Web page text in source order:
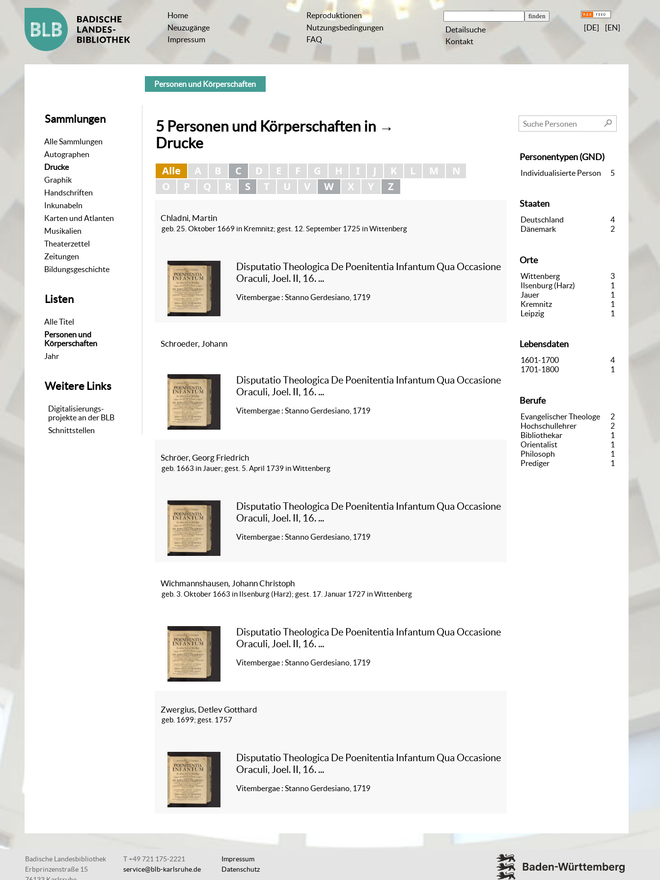
Home
Neuzugänge
Impressum
Reproduktionen
Nutzungsbedingungen
FAQ
Detailsuche
Kontakt
[DE] [EN]
Sammlungen
Alle Sammlungen
Autographen
Drucke
Graphik
Handschriften
Inkunabeln
Karten und Atlanten
Musikalien
Theaterzettel
Zeitungen
Bildungsgeschichte
Listen
Alle Titel
Personen und
Körperschaften
Jahr
Weitere Links
Digitalisierungs-
projekte an der BLB
Schnittstellen
Personen und Körperschaften
Personentypen (GND)
5
Individualisierte Person
Staaten
4
Deutschland
2
Dänemark
Orte
3
Wittenberg
1
Ilsenburg (Harz)
1
Jauer
1
Kremnitz
1
Leipzig
Lebensdaten
4
1601-1700
1
1701-1800
Berufe
2
Evangelischer Theologe
2
Hochschullehrer
1
Bibliothekar
1
Orientalist
1
Philosoph
1
Prediger
5 Personen und Körperschaften in →
Drucke
Alle A B C D E F G H I J K L M
N
O
P Q R S T U V W X Y Z
Chladni, Martin
geb. 25. Oktober 1669 in Kremnitz; gest. 12. September 1725 in Wittenberg
Disputatio Theologica De Poenitentia Infantum Qua Occasione
Oraculi, Joel. II, 16. ...
Vitembergae : Stanno Gerdesiano, 1719
Schroeder, Johann
Disputatio Theologica De Poenitentia Infantum Qua Occasione
Oraculi, Joel. II, 16. ...
Vitembergae : Stanno Gerdesiano, 1719
Schröer, Georg Friedrich
geb. 1663 in Jauer; gest. 5. April 1739 in Wittenberg
Disputatio Theologica De Poenitentia Infantum Qua Occasione
Oraculi, Joel. II, 16. ...
Vitembergae : Stanno Gerdesiano, 1719
Wichmannshausen, Johann Christoph
geb. 3. Oktober 1663 in Ilsenburg (Harz); gest. 17. Januar 1727 in Wittenberg
Disputatio Theologica De Poenitentia Infantum Qua Occasione
Oraculi, Joel. II, 16. ...
Vitembergae : Stanno Gerdesiano, 1719
Zwergius, Detlev Gotthard
geb. 1699; gest. 1757
Disputatio Theologica De Poenitentia Infantum Qua Occasione
Oraculi, Joel. II, 16. ...
Vitembergae : Stanno Gerdesiano, 1719
Badische Landesbibliothek
Erbprinzenstraße 15
T +49 721 175-2221
service@blb-karlsruhe.de
Impressum
Datenschutz